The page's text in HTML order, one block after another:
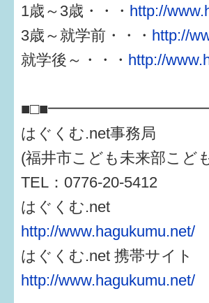
1歳～3歳・・・ http://
3歳～就学前・・・ http://
就学後～・・・ http://
はぐくむ.net事務局
(福井市こども未来部こど
TEL：0776-20-5412
はぐくむ.net
http://www.hagukumu.net/
はぐくむ.net 携帯サイト
http://www.hagukumu.net/